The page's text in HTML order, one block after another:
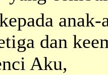
anak-
dan
Aku,